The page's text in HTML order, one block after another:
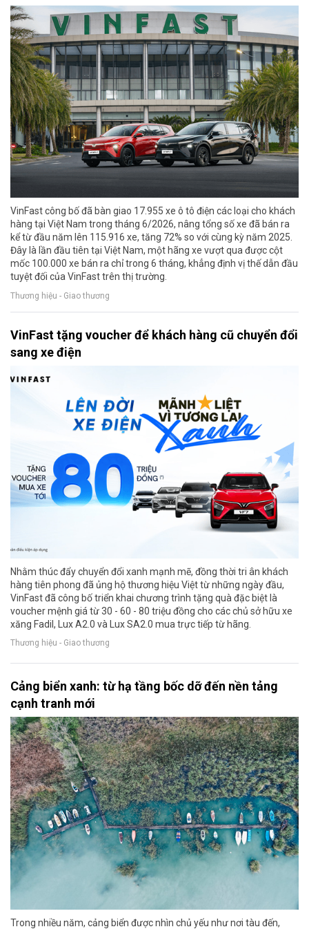
VinFast công bố đã bàn giao 17.955 xe ô tô điện các loại cho khách
hàng tại Việt Nam trong tháng 6/2026, nâng tổng số xe đã bán ra
kể từ đầu năm lên 115.916 xe, tăng 72% so với cùng kỳ năm 2025.
Đây là lần đầu tiên tại Việt Nam, một hãng xe vượt qua được cột
mốc 100.000 xe bán ra chỉ trong 6 tháng, khẳng định vị thế dẫn đầu
tuyệt đối của VinFast trên thị trường.
Thương hiệu - Giao thương
VinFast tặng voucher để khách hàng cũ chuyển đổi
sang xe điện
Nhằm thúc đẩy chuyển đổi xanh mạnh mẽ, đồng thời tri ân khách
hàng tiên phong đã ủng hộ thương hiệu Việt từ những ngày đầu,
VinFast đã công bố triển khai chương trình tặng quà đặc biệt là
voucher mệnh giá từ 30 - 60 - 80 triệu đồng cho các chủ sở hữu xe
xăng Fadil, Lux A2.0 và Lux SA2.0 mua trực tiếp từ hãng.
Thương hiệu - Giao thương
Cảng biển xanh: từ hạ tầng bốc dỡ đến nền tảng
cạnh tranh mới
Trong nhiều năm, cảng biển được nhìn chủ yếu như nơi tàu đến,